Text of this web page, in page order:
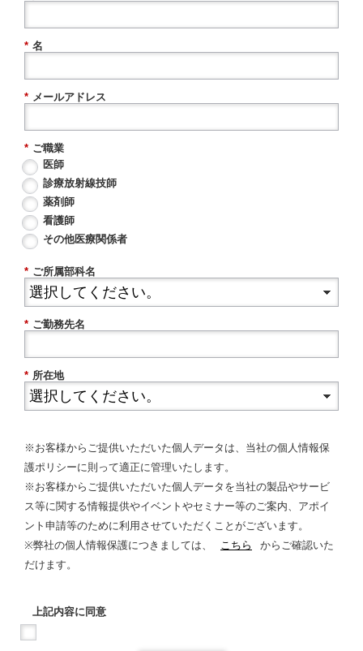
* 名
* メールアドレス
* ご職業
医師
診療放射線技師
薬剤師
看護師
その他医療関係者
* ご所属部科名
* ご勤務先名
* 所在地
※お客様からご提供いただいた個人データは、当社の個人情報保
護ポリシーに則って適正に管理いたします。
※お客様からご提供いただいた個人データを当社の製品やサービ
ス等に関する情報提供やイベントやセミナー等のご案内、アポイ
ント申請等のために利用させていただくことがございます。
※弊社の個人情報保護につきましては、
こちら
からご確認いた
だけます。
上記内容に同意